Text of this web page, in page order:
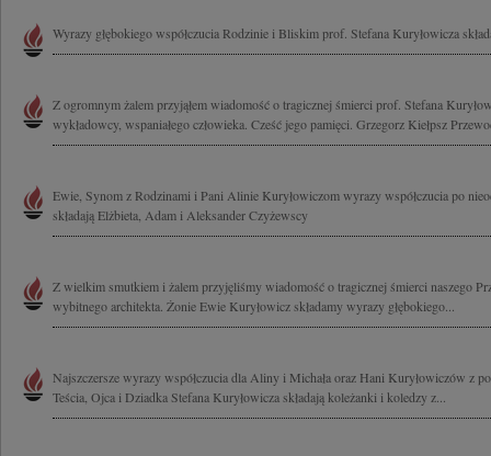
Wyrazy głębokiego współczucia Rodzinie i Bliskim prof. Stefana Kuryłowicza
Z ogromnym żalem przyjąłem wiadomość o tragicznej śmierci prof. Stefana
wykładowcy, wspaniałego człowieka. Cześć jego pamięci. Grzegorz Kiełpsz
Ewie, Synom z Rodzinami i Pani Alinie Kuryłowiczom wyrazy współczucia po
składają Elżbieta, Adam i Aleksander Czyżewscy
Z wielkim smutkiem i żalem przyjęliśmy wiadomość o tragicznej śmierci naszego
wybitnego architekta. Żonie Ewie Kuryłowicz składamy wyrazy głębokiego...
Najszczersze wyrazy współczucia dla Aliny i Michała oraz Hani Kuryłowiczów z
Teścia, Ojca i Dziadka Stefana Kuryłowicza składają koleżanki i koledzy z...